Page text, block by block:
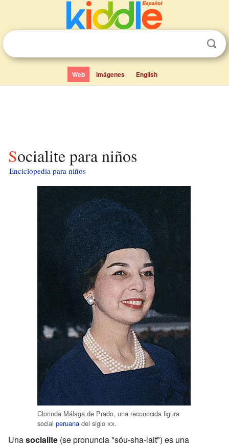
Web Imágenes English
Socialite para niños
Enciclopedia para niños
Clorinda Málaga de Prado, una reconocida figura
social peruana del siglo xx.
Unasocialite (se pronuncia "sóu-sha-lait") es una